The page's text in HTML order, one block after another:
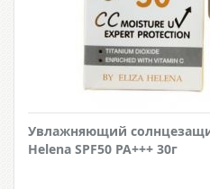
Увлажняющий
Helena SPF50 PA+++ 30г